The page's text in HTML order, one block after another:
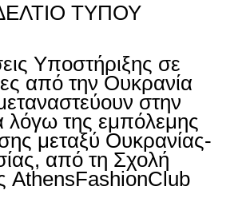
ΤΥΠΟΥ
Υποστήριξης σε
από την Ουκρανία
στην
λόγω της εμπόλεμης
μεταξύ Ουκρανίας-
από τη Σχολή
AthensFashionClub